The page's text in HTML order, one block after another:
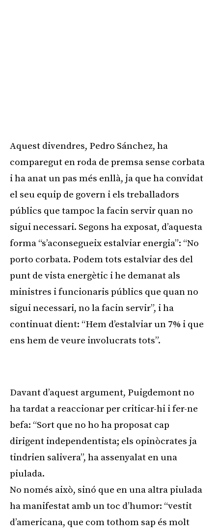
Aquest divendres, Pedro Sánchez, ha
comparegut en roda de premsa sense corbata
i ha anat un pas més enllà, ja que ha convidat
el seu equip de govern i els treballadors
públics que tampoc la facin servir quan no
sigui necessari. Segons ha exposat, d’aquesta
forma “s’aconsegueix estalviar energia”: “No
porto corbata. Podem tots estalviar des del
punt de vista energètic i he demanat als
ministres i funcionaris públics que quan no
sigui necessari, no la facin servir”, i ha
continuat dient: “Hem d’estalviar un 7% i que
ens hem de veure involucrats tots”.
Davant d’aquest argument, Puigdemont no
ha tardat a reaccionar per criticar-hi i fer-ne
befa: “Sort que no ho ha proposat cap
dirigent independentista; els opinòcrates ja
tindrien salivera”, ha assenyalat en una
piulada.
No només això, sinó que en una altra piulada
ha manifestat amb un toc d’humor: “vestit
d’americana, que com tothom sap és molt